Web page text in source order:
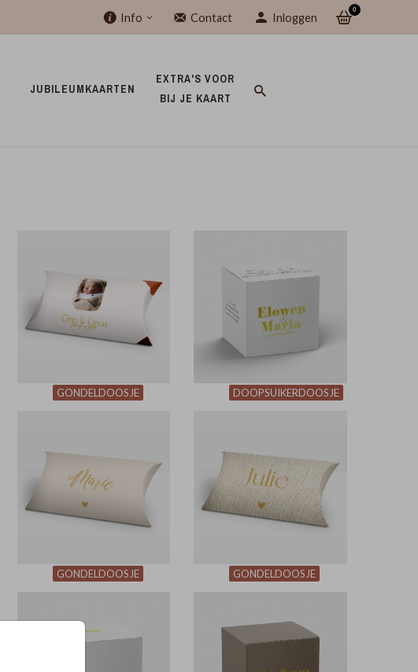
Info Contact Inloggen
0
JUBILEUMKAARTEN
EXTRA'S VOOR
BIJ JE KAART
GONDELDOOSJE DOOPSUIKERDOOSJE
GONDELDOOSJE GONDELDOOSJE